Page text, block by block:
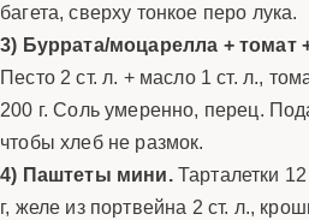
багета, сверху тонкое перо лука.
3) Буррата/моцарелла + томат
Песто 2 ст. л. + масло 1 ст. л.,
200 г. Соль умеренно, перец.
чтобы хлеб не размок.
4) Паштеты мини.Тарталетки
г, желе из портвейна 2 ст. л.,